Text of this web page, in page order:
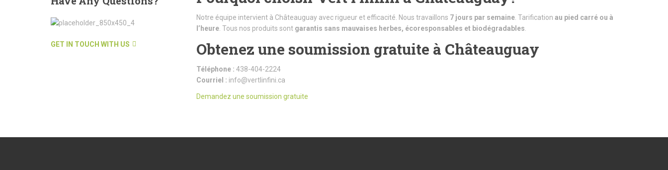
Notre équipe intervient à Châteauguay avec rigueur et efficacité. Nous travaillons 7 jours par semaine. Tarification au pied carré ou à
l’heure. Tous nos produits sont garantis sans mauvaises herbes, écoresponsables et biodégradables
Obtenez une soumission gratuite à Châteauguay
Téléphone : 438-404-2224
Courriel : info@vertlinfini.ca
Demandez une soumission gratuite
GET IN TOUCH WITH US